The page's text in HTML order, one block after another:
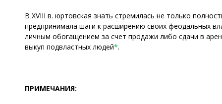
В XVIII в. юртовская знать стремилась не только
предпринимала шаги к расширению своих феодальных
личным обогащением за счет продажи либо сдачи в
выкуп подвластных людей*.
ПРИМЕЧАНИЯ: